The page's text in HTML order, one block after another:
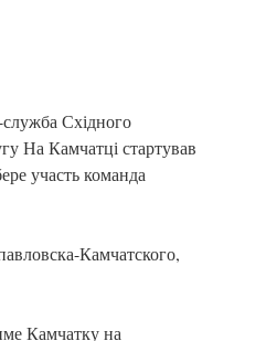
Східного
На Камчатці стартував
участь команда
Камчатского,
Камчатку на